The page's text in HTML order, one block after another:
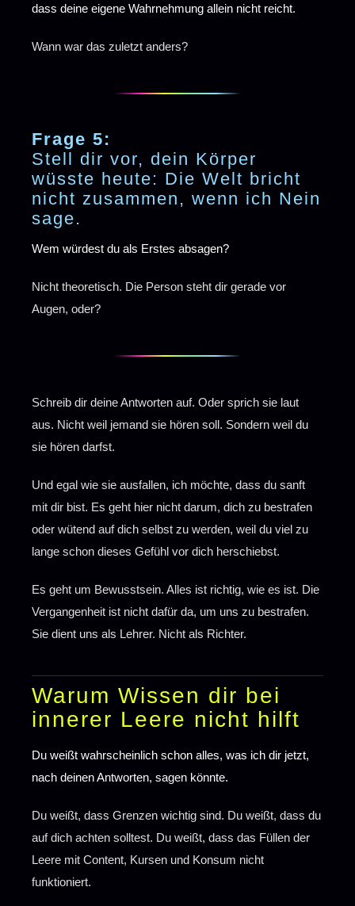
dass deine eigene Wahrnehmung allein nicht reicht.
Wann war das zuletzt anders?
Frage 5:
Stell dir vor, dein Körper
wüsste heute: Die Welt bricht
nicht zusammen, wenn ich Nein
sage.
Wem würdest du als Erstes absagen?
Nicht theoretisch. Die Person steht dir gerade vor
Augen, oder?
Schreib dir deine Antworten auf. Oder sprich sie laut
aus. Nicht weil jemand sie hören soll. Sondern weil du
sie hören darfst.
Und egal wie sie ausfallen, ich möchte, dass du sanft
mit dir bist. Es geht hier nicht darum, dich zu bestrafen
oder wütend auf dich selbst zu werden, weil du viel zu
lange schon dieses Gefühl vor dich herschiebst.
Es geht um Bewusstsein. Alles ist richtig, wie es ist. Die
Vergangenheit ist nicht dafür da, um uns zu bestrafen.
Sie dient uns als Lehrer. Nicht als Richter.
Warum Wissen dir bei
innerer Leere nicht hilft
Du weißt wahrscheinlich schon alles, was ich dir jetzt,
nach deinen Antworten, sagen könnte.
Du weißt, dass Grenzen wichtig sind. Du weißt, dass du
auf dich achten solltest. Du weißt, dass das Füllen der
Leere mit Content, Kursen und Konsum nicht
funktioniert.